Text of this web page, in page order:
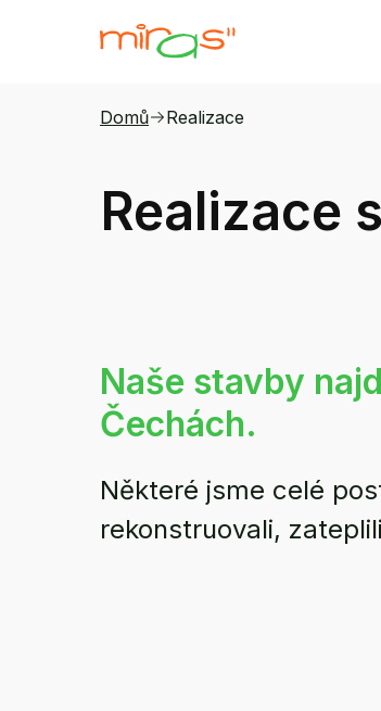
Domů Realizace
Realizace
Naše stavby
Čechách.
Některé jsme celé
rekonstruovali,